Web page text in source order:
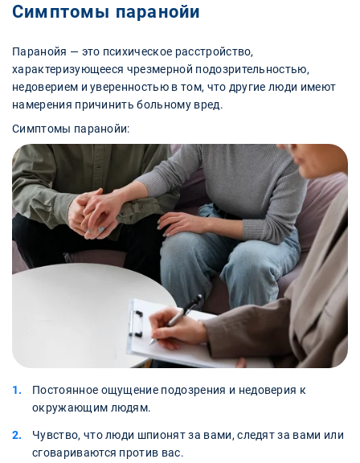
Симптомы паранойи
Паранойя — это психическое расстройство,
характеризующееся чрезмерной подозрительностью,
недоверием и уверенностью в том, что другие люди имеют
намерения причинить больному вред.
Симптомы паранойи:
Постоянное ощущение подозрения и недоверия к
окружающим людям.
Чувство, что люди шпионят за вами, следят за вами или
сговариваются против вас.